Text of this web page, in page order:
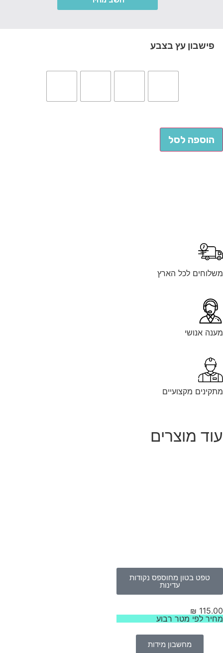
פישבון עץ בצבע
הוספה לסל
לכל הארץ
אנושי
מקצועיים
מוצרים
טפט בטון מחוספס נקודות
עדינות
₪
לפי מטר רבוע
מחשבון מידות